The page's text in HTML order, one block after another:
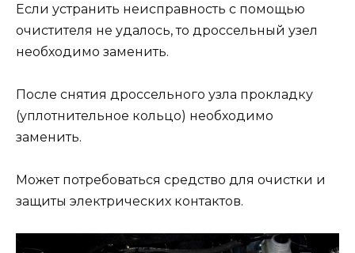
Если устранить неисправность с помощью
очистителя не удалось, то дроссельный узел
необходимо заменить.
После снятия дроссельного узла прокладку
(уплотнительное кольцо) необходимо
заменить.
Может потребоваться средство для очистки и
защиты электрических контактов.